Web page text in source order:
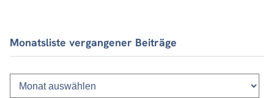
Monatsliste vergangener Beiträge
Monatsliste
vergangener
Beiträge